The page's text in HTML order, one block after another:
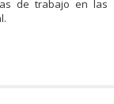
de trabajo en